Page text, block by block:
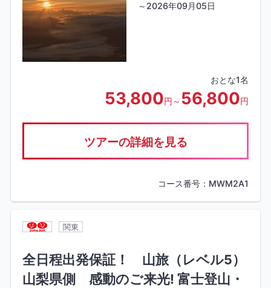
～2026年09月05日
おとな1名
53,800円～ 56,800円
ツアーの詳細を見る
コース番号：MWM2A1
関東
全日程出発保証！ 山旅（レベル5）
山梨県側 感動のご来光! 富士登山・